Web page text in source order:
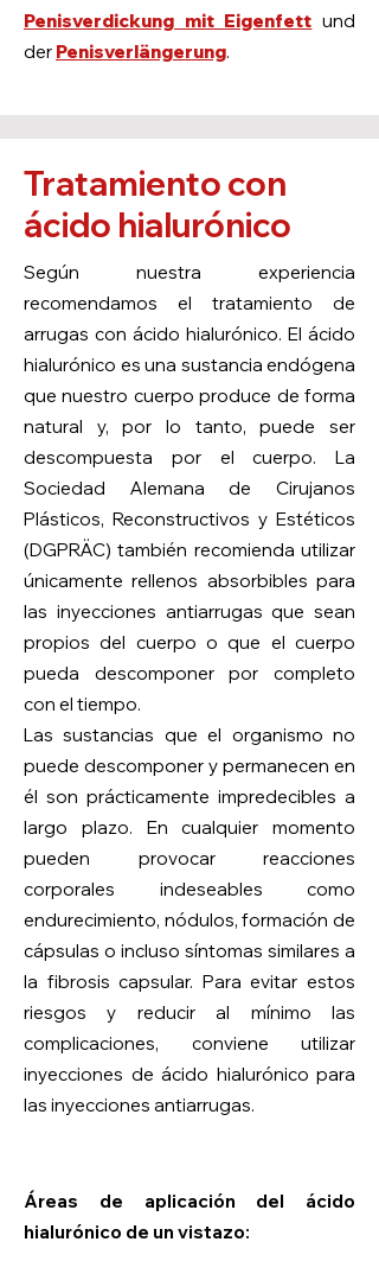
Penisverdickung mit Eigenfett und
der Penisverlängerung.
Tratamiento con
ácido hialurónico
Según nuestra experiencia
recomendamos el tratamiento de
arrugas con ácido hialurónico. El ácido
hialurónico es una sustancia endógena
que nuestro cuerpo produce de forma
natural y, por lo tanto, puede ser
descompuesta por el cuerpo. La
Sociedad Alemana de Cirujanos
Plásticos, Reconstructivos y Estéticos
(DGPRÄC) también recomienda utilizar
únicamente rellenos absorbibles para
las inyecciones antiarrugas que sean
propios del cuerpo o que el cuerpo
pueda descomponer por completo
con el tiempo.
Las sustancias que el organismo no
puede descomponer y permanecen en
él son prácticamente impredecibles a
largo plazo. En cualquier momento
pueden provocar reacciones
corporales indeseables como
endurecimiento, nódulos, formación de
cápsulas o incluso síntomas similares a
la fibrosis capsular. Para evitar estos
riesgos y reducir al mínimo las
complicaciones, conviene utilizar
inyecciones de ácido hialurónico para
las inyecciones antiarrugas.
Áreas de aplicación del ácido
hialurónico de un vistazo: